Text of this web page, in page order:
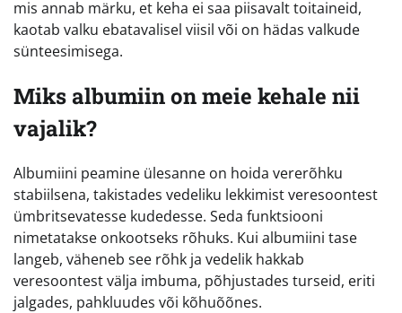
mis annab märku, et keha ei saa piisavalt toitaineid,
kaotab valku ebatavalisel viisil või on hädas valkude
sünteesimisega.
Miks albumiin on meie kehale nii
vajalik?
Albumiini peamine ülesanne on hoida vererõhku
stabiilsena, takistades vedeliku lekkimist veresoontest
ümbritsevatesse kudedesse. Seda funktsiooni
nimetatakse onkootseks rõhuks. Kui albumiini tase
langeb, väheneb see rõhk ja vedelik hakkab
veresoontest välja imbuma, põhjustades turseid, eriti
jalgades, pahkluudes või kõhuõõnes.